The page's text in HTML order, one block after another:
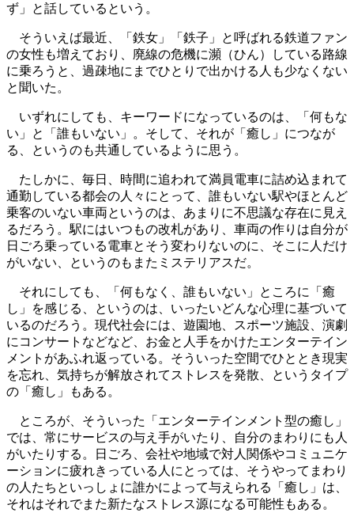
ず」と話しているという。
そういえば最近、「鉄女」「鉄子」と呼ばれる鉄道ファン
の女性も増えており、廃線の危機に瀕（ひん）している路線
に乗ろうと、過疎地にまでひとりで出かける人も少なくない
と聞いた。
いずれにしても、キーワードになっているのは、「何もな
い」と「誰もいない」。そして、それが「癒し」につなが
る、というのも共通しているように思う。
たしかに、毎日、時間に追われて満員電車に詰め込まれて
通勤している都会の人々にとって、誰もいない駅やほとんど
乗客のいない車両というのは、あまりに不思議な存在に見え
るだろう。駅にはいつもの改札があり、車両の作りは自分が
日ごろ乗っている電車とそう変わりないのに、そこに人だけ
がいない、というのもまたミステリアスだ。
それにしても、「何もなく、誰もいない」ところに「癒
し」を感じる、というのは、いったいどんな心理に基づいて
いるのだろう。現代社会には、遊園地、スポーツ施設、演劇
にコンサートなどなど、お金と人手をかけたエンターテイン
メントがあふれ返っている。そういった空間でひととき現実
を忘れ、気持ちが解放されてストレスを発散、というタイプ
の「癒し」もある。
ところが、そういった「エンターテインメント型の癒し」
では、常にサービスの与え手がいたり、自分のまわりにも人
がいたりする。日ごろ、会社や地域で対人関係やコミュニケ
ーションに疲れきっている人にとっては、そうやってまわり
の人たちといっしょに誰かによって与えられる「癒し」は、
それはそれでまた新たなストレス源になる可能性もある。